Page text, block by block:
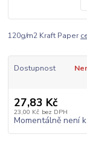
120g/m2 Kraft Paper
Dostupnost
27,83 Kč
23,00 Kč bez DPH
Momentálně není